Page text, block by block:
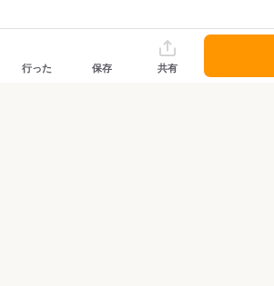
行った 保存 共有